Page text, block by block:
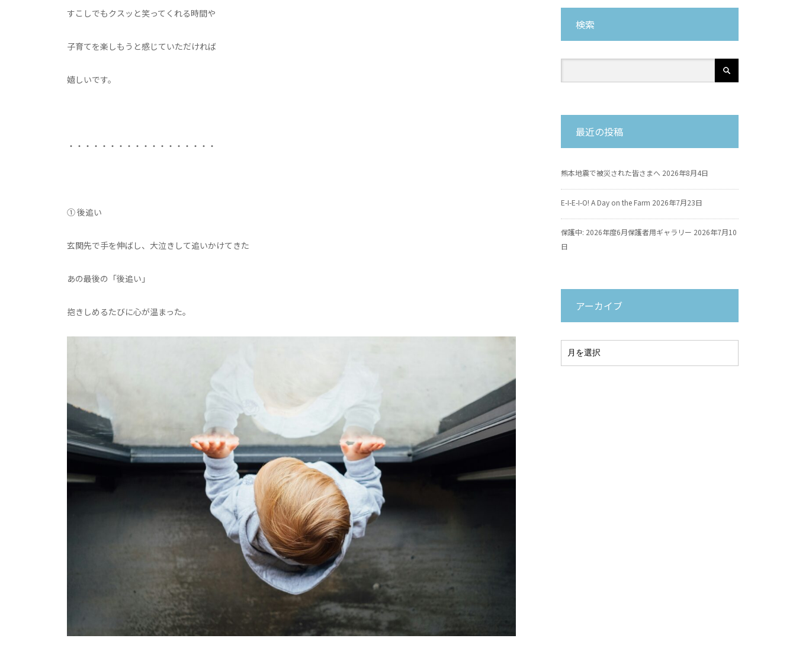
すこしでもクスッと笑ってくれる時間や
子育てを楽しもうと感じていただければ
嬉しいです。
・・・・・・・・・・・・・・・・・・
① 後追い
玄関先で手を伸ばし、大泣きして追いかけてきた
あの最後の「後追い」
抱きしめるたびに心が温まった。
検索
最近の投稿
熊本地震で被災された皆さまへ 2026年8月4日
E-I-E-I-O! A Day on the Farm 2026年7月23日
保護中: 2026年度6月保護者用ギャラリー 2026年7月10
日
アーカイブ